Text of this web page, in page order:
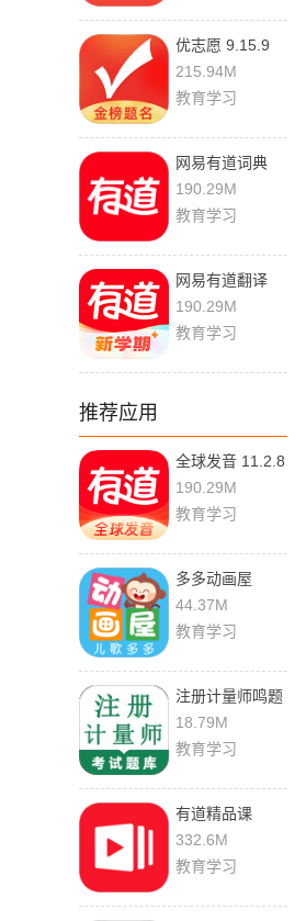
优志愿 9.15.9
最新版
215.94M
教育学习
网易有道词典
11.2.8 官方版
190.29M
教育学习
网易有道翻译
11.2.8 安卓版
190.29M
教育学习
推荐应用
全球发音 11.2.8
安卓版
190.29M
教育学习
多多动画屋
4.0.3.0 安卓版
44.37M
教育学习
注册计量师鸣题
库 2.1.6 安卓版
18.79M
教育学习
有道精品课
6.9.29 最新版
332.6M
教育学习